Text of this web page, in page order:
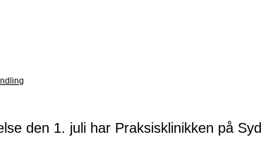
den 1. juli har Praksisklinikken på